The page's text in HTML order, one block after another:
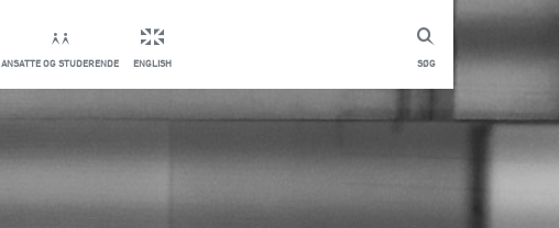
SØG
ANSATTE OG STUDERENDE ENGLISH